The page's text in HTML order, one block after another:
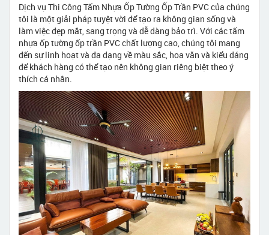
Dịch vụ Thi Công Tấm Nhựa Ốp Tường Ốp Trần PVC của chúng
tôi là một giải pháp tuyệt vời để tạo ra không gian sống và
làm việc đẹp mắt, sang trọng và dễ dàng bảo trì. Với các tấm
nhựa ốp tường ốp trần PVC chất lượng cao, chúng tôi mang
đến sự linh hoạt và đa dạng về màu sắc, hoa văn và kiểu dáng
để khách hàng có thể tạo nên không gian riêng biệt theo ý
thích cá nhân.